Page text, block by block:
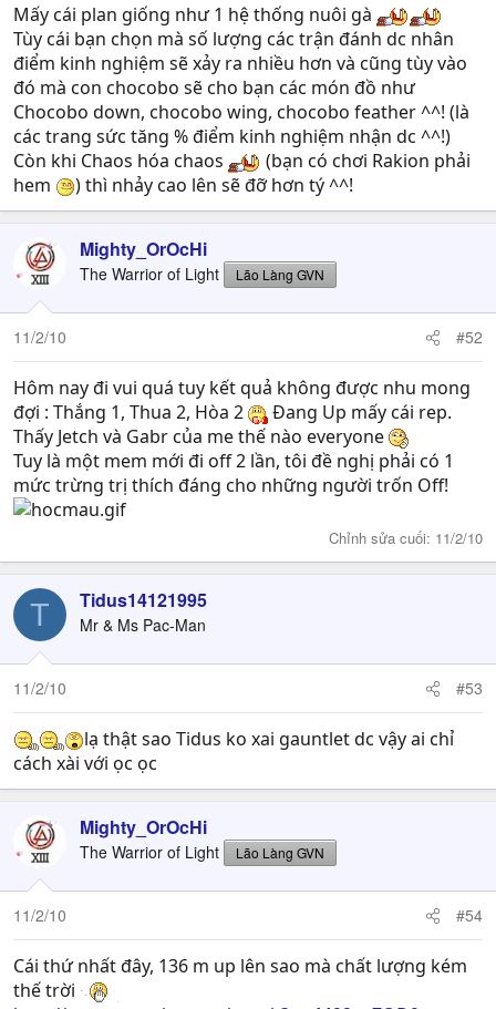
Mấy cái plan giống như 1 hệ thống nuôi gà
Tùy cái bạn chọn mà số lượng các trận đánh dc nhân
điểm kinh nghiệm sẽ xảy ra nhiều hơn và cũng tùy vào
đó mà con chocobo sẽ cho bạn các món đồ như
Chocobo down, chocobo wing, chocobo feather ^^! (là
các trang sức tăng % điểm kinh nghiệm nhận dc ^^!)
Còn khi Chaos hóa chaos
(bạn có chơi Rakion phải
hem
) thì nhảy cao lên sẽ đỡ hơn tý ^^!
Mighty_OrOcHi
The Warrior of Light Lão Làng GVN
11/2/10 #52
Hôm nay đi vui quá tuy kết quả không được nhu mong
đợi : Thắng 1, Thua 2, Hòa 2
Đang Up mấy cái rep.
Thấy Jetch và Gabr của me thế nào everyone
Tuy là một mem mới đi off 2 lần, tôi đề nghị phải có 1
mức trừng trị thích đáng cho những người trốn Off!
Chỉnh sửa cuối: 11/2/10
T Tidus14121995
Mr & Ms Pac-Man
11/2/10 #53
lạ thật sao Tidus ko xai gauntlet dc vậy ai chỉ
cách xài với ọc ọc
Mighty_OrOcHi
The Warrior of Light Lão Làng GVN
11/2/10 #54
Cái thứ nhất đây, 136 m up lên sao mà chất lượng kém
thế trời